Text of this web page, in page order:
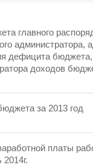
главного
администратора,
дефицита бюджета,
доходов
за 2013 год
платы